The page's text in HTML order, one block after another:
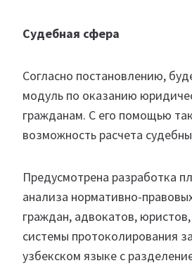
Судебная сфера
Согласно постановлению,
модуль по оказанию
гражданам. С его помощью
возможность расчета
Предусмотрена разработка
анализа нормативно-
граждан, адвокатов,
системы протоколирования
узбекском языке с